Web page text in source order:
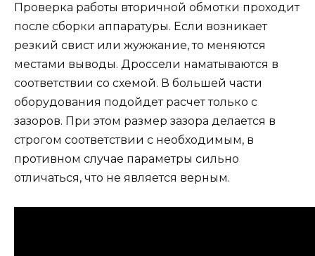
Проверка работы вторичной обмотки проходит
после сборки аппаратуры. Если возникает
резкий свист или жужжание, то меняются
местами выводы. Дроссели наматываются в
соответствии со схемой. В большей части
оборудования подойдет расчет только с
зазоров. При этом размер зазора делается в
строгом соответствии с необходимым, в
противном случае параметры сильно
отличаться, что не является верным.